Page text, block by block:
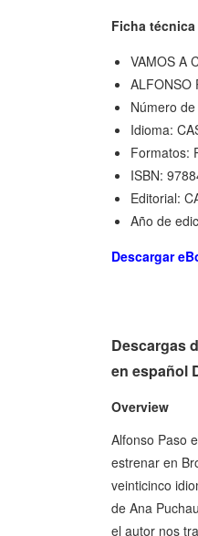
Ficha técnica
VAMOS A
ALFONSO
Número
Idioma:
Formatos:
ISBN:
Editorial:
Año de
Descargar
Descargas
en español
Overview
Alfonso Paso
estrenar en
veinticinco
de Ana
el autor nos